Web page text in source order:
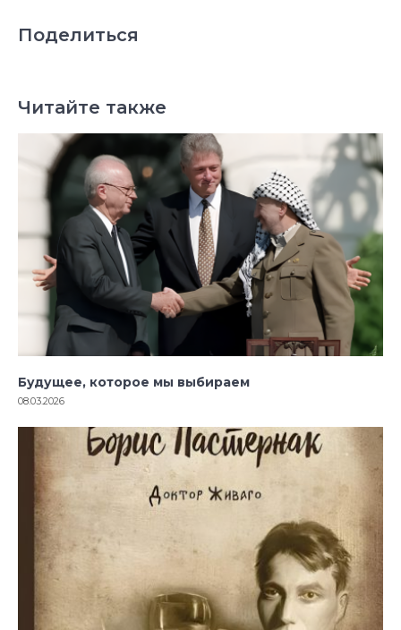
Поделиться
Читайте также
Будущее, которое мы выбираем
08.03.2026